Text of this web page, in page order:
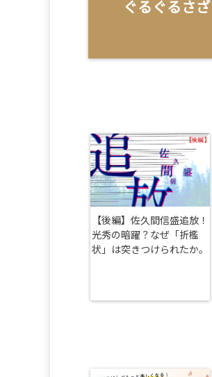
ぐるぐるさ
【後編】佐久間信盛追放！
光秀の暗躍？なぜ「折檻
状」は突きつけられたか。